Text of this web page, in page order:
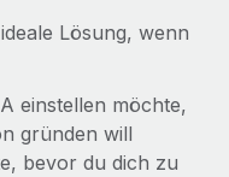
Unternehmen
Lösung, wenn
einstellen möchte,
gründen will
bevor du dich zu